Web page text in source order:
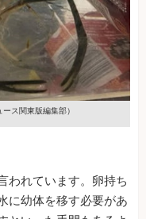
ース関東版編集部）
われています。卵持ち
に幼体を移す必要があ